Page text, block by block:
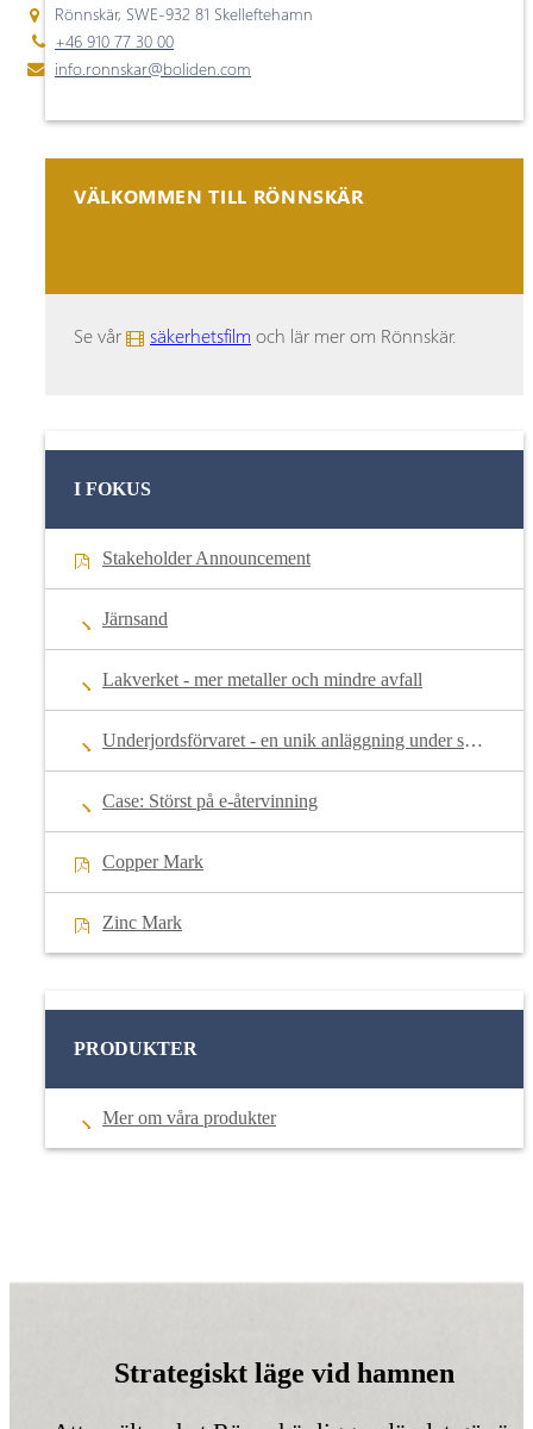
Rönnskär, SWE-932 81 Skelleftehamn
+46 910 77 30 00
info.ronnskar@boliden.com
VÄLKOMMEN TILL RÖNNSKÄR
Se vår säkerhetsfilm och lär mer om Rönnskär.
I FOKUS
Stakeholder Announcement
Järnsand
Lakverket - mer metaller och mindre avfall
Underjordsförvaret - en unik anläggning under smältverket
Case: Störst på e-återvinning
Copper Mark
Zinc Mark
PRODUKTER
Mer om våra produkter
Strategiskt läge vid hamnen